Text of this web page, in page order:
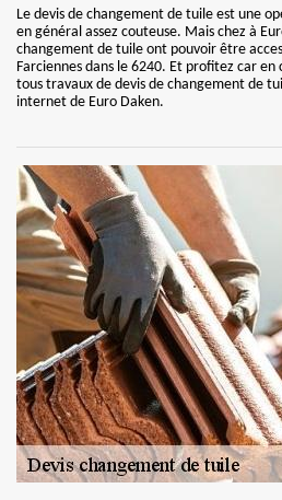
Le devis de changement de tuile est une
en général assez couteuse. Mais chez à
changement de tuile ont pouvoir être
Farciennes dans le 6240. Et profitez car
tous travaux de devis de changement de
internet de Euro Daken.